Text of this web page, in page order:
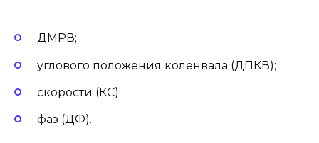
ДМРВ;
углового положения коленвала (ДПКВ);
скорости (КС);
фаз (ДФ).